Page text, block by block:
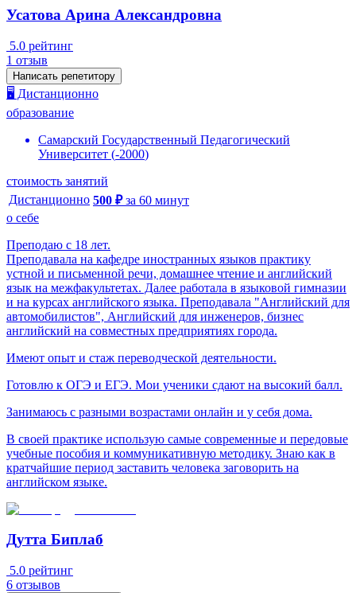
Усатова Арина Александровна
5.0 рейтинг
1 отзыв
Написать репетитору
🖥️ Дистанционно
образование
Самарский Государственный Педагогический
Университет (-2000)
стоимость занятий
Дистанционно 500 ₽ за 60 минут
о себе
Преподаю с 18 лет.
Преподавала на кафедре иностранных языков практику
устной и письменной речи, домашнее чтение и английский
язык на межфакультетах. Далее работала в языковой гимназии
и на курсах английского языка. Преподавала "Английский для
автомобилистов", Английский для инженеров, бизнес
английский на совместных предприятиях города.
Имеют опыт и стаж переводческой деятельности.
Готовлю к ОГЭ и ЕГЭ. Мои ученики сдают на высокий балл.
Занимаюсь с разными возрастами онлайн и у себя дома.
В своей практике использую самые современные и передовые
учебные пособия и коммуникативную методику. Знаю как в
кратчайшие период заставить человека заговорить на
английском языке.
Дутта Биплаб
5.0 рейтинг
6 отзывов